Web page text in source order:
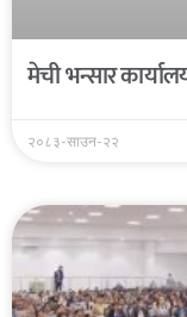
मेची भन्सार
२०८३-साउन-२२